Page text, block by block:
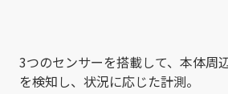
3つのセンサーを搭載して、本体周
を検知し、状況に応じた計測。